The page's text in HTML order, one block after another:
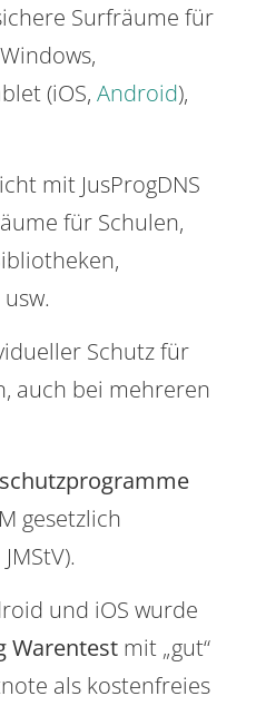
Surfräume für
(iOS, Android),
mit JusProgDNS
für Schulen,
Schutz für
auch bei mehreren
gesetzlich
und iOS wurde
Warentest mit „gut“
als kostenfreies